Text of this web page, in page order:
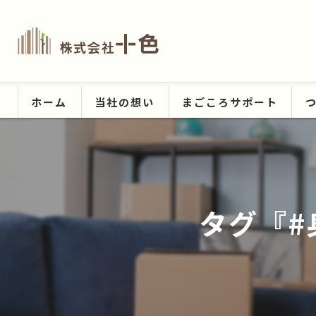
ホーム 当社の想い まごころサポート
タグ『#